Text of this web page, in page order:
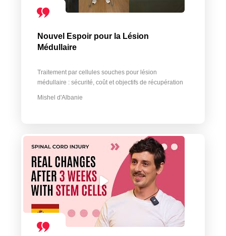
Nouvel Espoir pour la Lésion
Médullaire
Traitement par cellules souches pour lésion
médullaire : sécurité, coût et objectifs de récupération
Mishel d'Albanie